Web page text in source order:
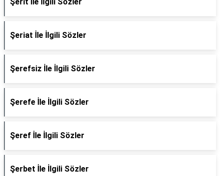
Şeriat İle İlgili Sözler
Şerefsiz İle İlgili Sözler
Şerefe İle İlgili Sözler
Şeref İle İlgili Sözler
Şerbet İle İlgili Sözler